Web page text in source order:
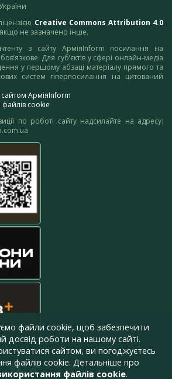
Creative Commons Attribution 4.0
якщо не зазначено інше.
з сайту АрміяInform посилання на
Для суб’єктів у сфері онлайн-медіа
у першому абзаці матеріалу прямого та
систем гіперпосилання на цитований
сайтом АрміяInform
файлів cookie
по роботі сайту надсилайте на адресу:
файли cookie, щоб забезпечити
досвід роботи на нашому сайті.
сайтом, ви погоджуєтесь
файлів cookie. Детальніше про
файлів cookie.